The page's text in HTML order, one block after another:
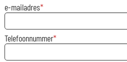
e-mailadres
Telefoonnummer